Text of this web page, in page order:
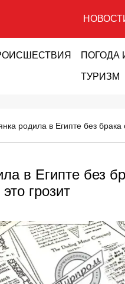
ПОГОДА
ТУРИЗМ
родила в Египте без
в Египте без
грозит